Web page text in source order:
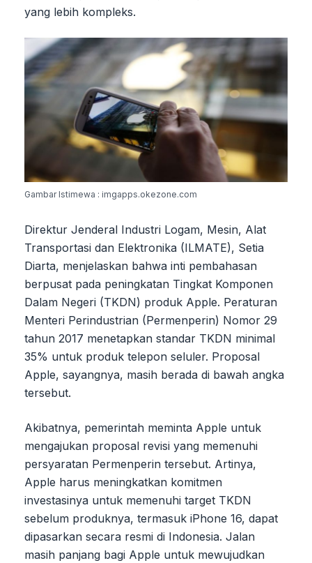
yang lebih kompleks.
Gambar Istimewa : imgapps.okezone.com
Direktur Jenderal Industri Logam, Mesin, Alat
Transportasi dan Elektronika (ILMATE), Setia
Diarta, menjelaskan bahwa inti pembahasan
berpusat pada peningkatan Tingkat Komponen
Dalam Negeri (TKDN) produk Apple. Peraturan
Menteri Perindustrian (Permenperin) Nomor 29
tahun 2017 menetapkan standar TKDN minimal
35% untuk produk telepon seluler. Proposal
Apple, sayangnya, masih berada di bawah angka
tersebut.
Akibatnya, pemerintah meminta Apple untuk
mengajukan proposal revisi yang memenuhi
persyaratan Permenperin tersebut. Artinya,
Apple harus meningkatkan komitmen
investasinya untuk memenuhi target TKDN
sebelum produknya, termasuk iPhone 16, dapat
dipasarkan secara resmi di Indonesia. Jalan
masih panjang bagi Apple untuk mewujudkan